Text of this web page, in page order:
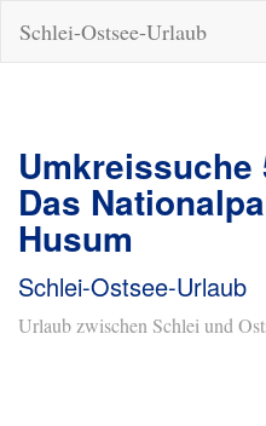
Schlei-Ostsee-Urlaub
Umkreissuche
Das
Husum
Schlei-Ostsee-Urlaub
Urlaub zwischen Schlei und